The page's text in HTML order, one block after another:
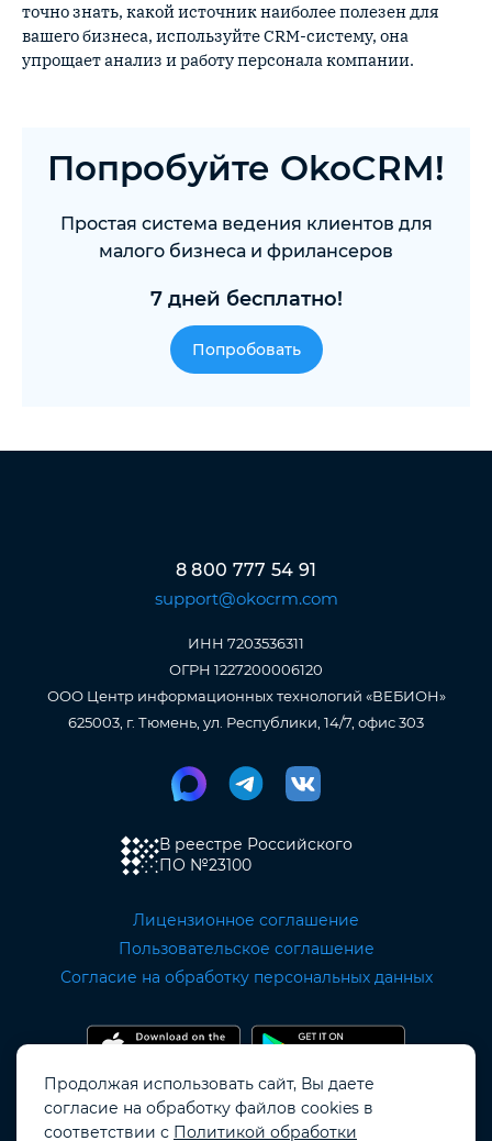
точно знать, какой источник наиболее полезен для
вашего бизнеса, используйте CRM-систему, она
упрощает анализ и работу персонала компании.
Попробуйте OkoCRM!
Простая система ведения клиентов для
малого бизнеса и фрилансеров
7 дней бесплатно!
Попробовать
8 800 777 54 91
support@okocrm.com
ИНН 7203536311
ОГРН 1227200006120
ООО Центр информационных технологий «ВЕБИОН»
625003, г. Тюмень, ул. Республики, 14/7, офис 303
В реестре Российского
ПО №23100
Лицензионное соглашение
Пользовательское соглашение
Согласие на обработку персональных данных
Copyright OKOCRM © 2019 - 2026.
Продолжая использовать сайт, Вы даете
согласие на обработку файлов cookies в
соответствии с Политикой обработки